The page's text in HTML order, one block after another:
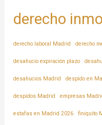
derecho
derecho laboral Madrid derecho
desahucio expiración plazo
desahucios Madrid despido en
despidos Madrid empresas
estafas en Madrid 2026 finiquito